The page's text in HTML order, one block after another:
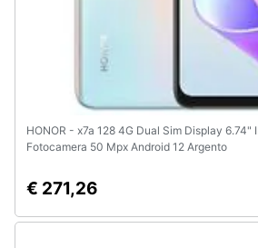
HONOR - x7a 128 4G Dual Sim Display 6.74"
Fotocamera 50 Mpx Android 12 Argento
€ 271,26